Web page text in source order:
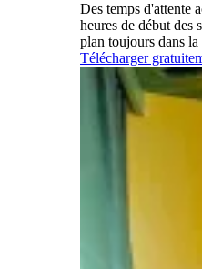
Des temps d'attente
heures de début des
plan toujours dans la
Télécharger